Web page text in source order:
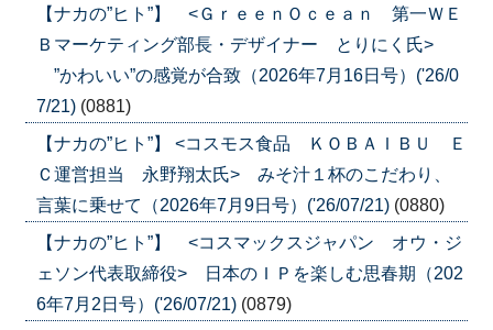
【ナカの”ヒト”】 <ＧｒｅｅｎＯｃｅａｎ 第一ＷＥ
Ｂマーケティング部長・デザイナー とりにく氏>
”かわいい”の感覚が合致（2026年7月16日号）('26/0
7/21) (0881)
【ナカの”ヒト”】 <コスモス食品 ＫＯＢＡＩＢＵ Ｅ
Ｃ運営担当 永野翔太氏> みそ汁１杯のこだわり、
言葉に乗せて（2026年7月9日号）('26/07/21) (0880)
【ナカの”ヒト”】 <コスマックスジャパン オウ・ジ
ェソン代表取締役> 日本のＩＰを楽しむ思春期（202
6年7月2日号）('26/07/21) (0879)